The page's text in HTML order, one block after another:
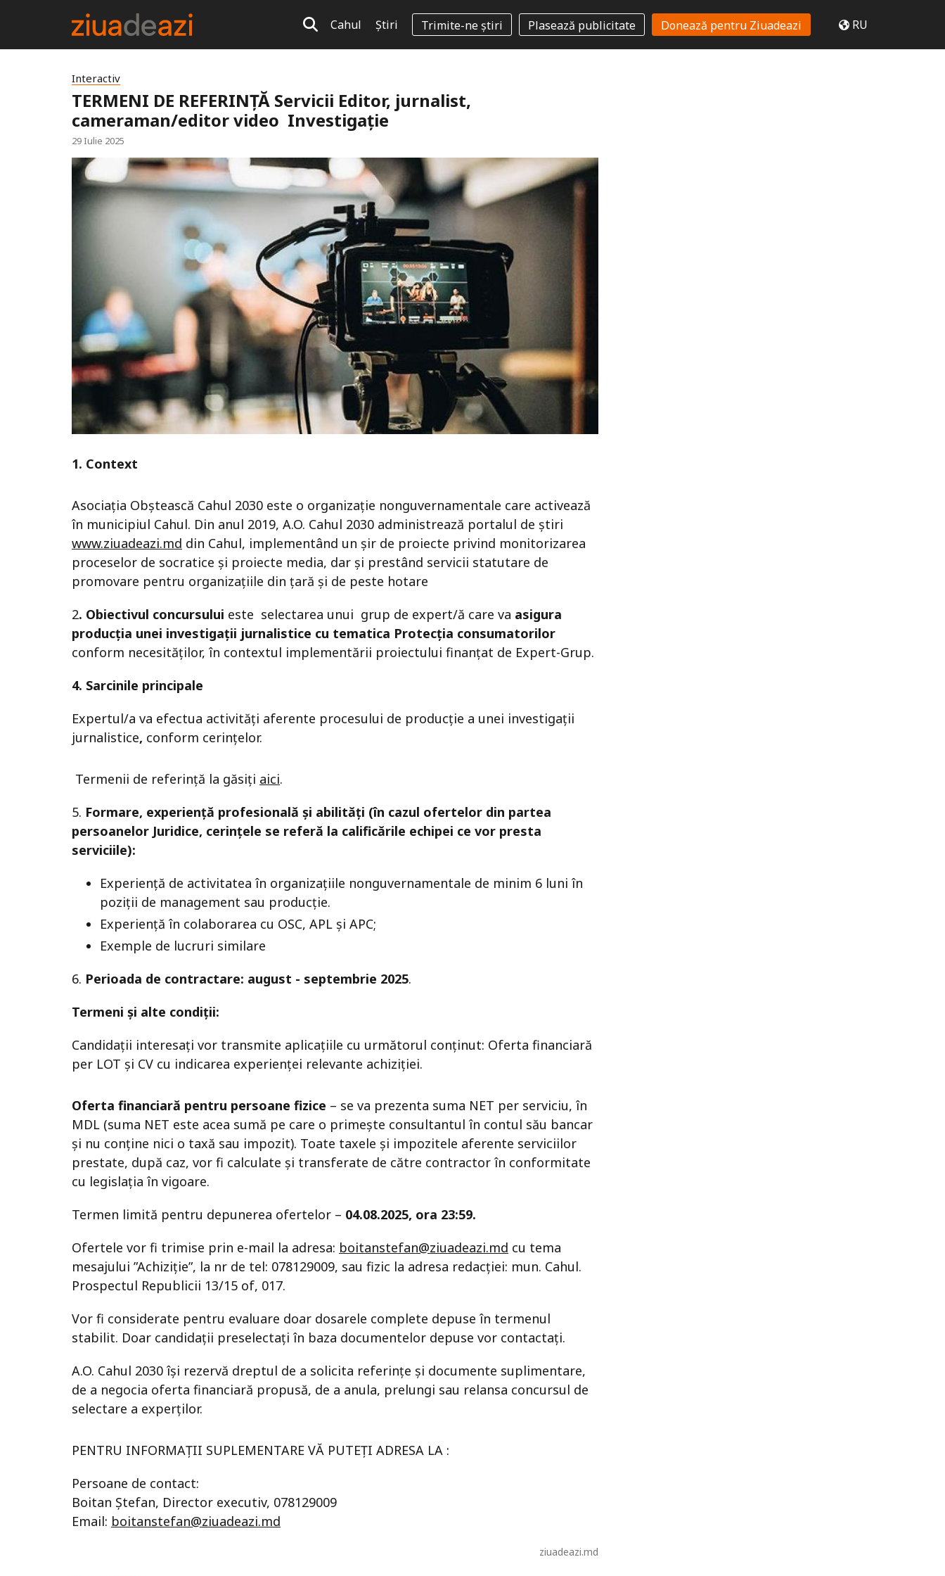
Cahul Știri Trimite-ne știri Plasează publicitate Donează pentru Ziuadeazi RU
Interactiv
TERMENI DE REFERINŢĂ Servicii Editor, jurnalist,
cameraman/editor video Investigație
29 Iulie 2025
1. Context
Asociația Obștească Cahul 2030 este o organizație nonguvernamentale care activează
în municipiul Cahul. Din anul 2019, A.O. Cahul 2030 administrează portalul de știri
www.ziuadeazi.md din Cahul, implementând un șir de proiecte privind monitorizarea
proceselor de socratice și proiecte media, dar și prestând servicii statutare de
promovare pentru organizațiile din țară și de peste hotare
2. Obiectivul concursului este selectarea unui grup de expert/ă care va asigura
producția unei investigații jurnalistice cu tematica Protecția consumatorilor
conform necesităților, în contextul implementării proiectului finanțat de Expert-Grup.
4. Sarcinile principale
Expertul/a va efectua activități aferente procesului de producție a unei investigații
jurnalistice, conform cerințelor.
Termenii de referință la găsiți aici.
5. Formare, experiență profesională și abilități (în cazul ofertelor din partea
persoanelor Juridice, cerințele se referă la calificările echipei ce vor presta
serviciile):
Experiență de activitatea în organizațiile nonguvernamentale de minim 6 luni în
poziții de management sau producție.
Experiență în colaborarea cu OSC, APL și APC;
Exemple de lucruri similare
6. Perioada de contractare: august - septembrie 2025.
Termeni și alte condiții:
Candidații interesați vor transmite aplicațiile cu următorul conținut: Oferta financiară
per LOT și CV cu indicarea experienței relevante achiziției.
Oferta financiară pentru persoane fizice – se va prezenta suma NET per serviciu, în
MDL (suma NET este acea sumă pe care o primește consultantul în contul său bancar
și nu conține nici o taxă sau impozit). Toate taxele și impozitele aferente serviciilor
prestate, după caz, vor fi calculate și transferate de către contractor în conformitate
cu legislația în vigoare.
Termen limită pentru depunerea ofertelor – 04.08.2025, ora 23:59.
Ofertele vor fi trimise prin e-mail la adresa: boitanstefan@ziuadeazi.md cu tema
mesajului ”Achiziție”, la nr de tel: 078129009, sau fizic la adresa redacției: mun. Cahul.
Prospectul Republicii 13/15 of, 017.
Vor fi considerate pentru evaluare doar dosarele complete depuse în termenul
stabilit. Doar candidații preselectați în baza documentelor depuse vor contactați.
A.O. Cahul 2030 își rezervă dreptul de a solicita referințe și documente suplimentare,
de a negocia oferta financiară propusă, de a anula, prelungi sau relansa concursul de
selectare a experților.
PENTRU INFORMAȚII SUPLEMENTARE VĂ PUTEȚI ADRESA LA :
Persoane de contact:
Boitan Ștefan, Director executiv, 078129009
Email: boitanstefan@ziuadeazi.md
ziuadeazi.md